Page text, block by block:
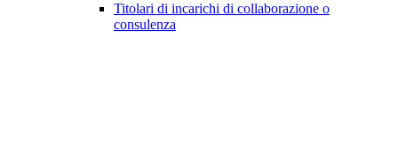
Titolari di incarichi di collaborazione o
consulenza